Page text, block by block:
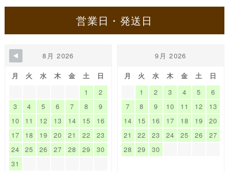
営業日・発送日
8月 2026
月 火 水 木 金 土
日
1
2
3
4 5 6 7 8
9
10
11 12 13 14 15
16
17
18 19 20 21 22
23
24
25 26 27 28 29
30
31
9月 2026
月 火 水 木 金 土
日
1
2 3 4 5
6
7
8 9 10 11 12
13
14
15 16 17 18 19
20
21
22 23 24 25 26
27
28
29 30